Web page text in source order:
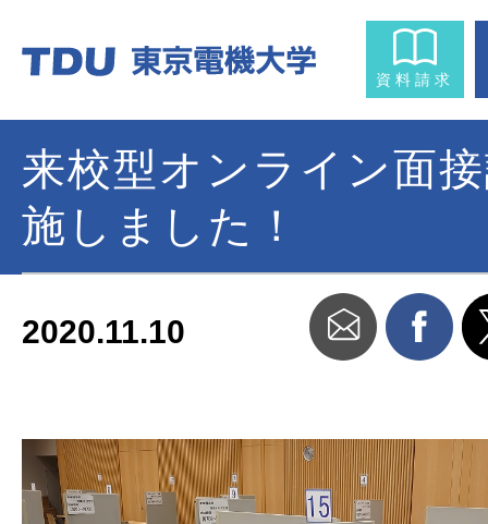
資料請求
来校型オンライン面
施しました！
2020.11.10